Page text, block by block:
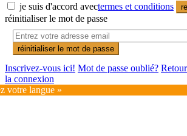
je suis d'accord avectermes et conditions
réinitialiser le mot de passe
réinitialiser le mot de passe
Inscrivez-vous ici! Mot de passe oublié?
la connexion
votre langue »